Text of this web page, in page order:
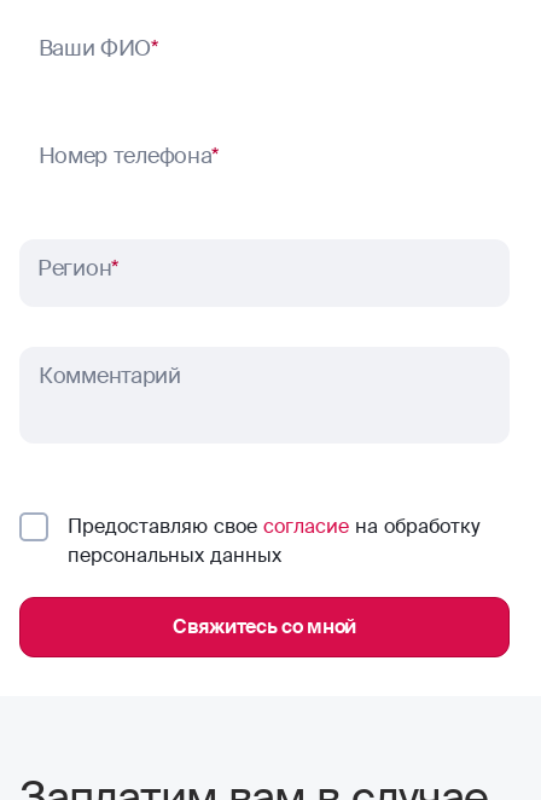
Ваши ФИО*
Номер телефона*
Регион*
Комментарий
Предоставляю свое согласие на обработку
персональных данных
Свяжитесь со мной